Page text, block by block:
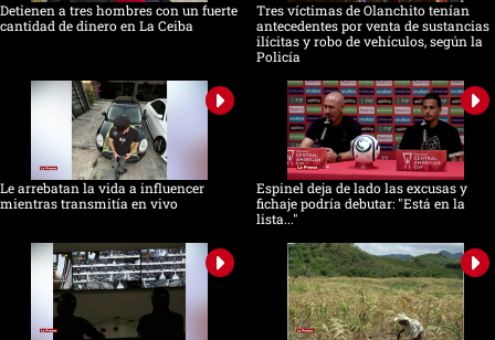
Detienen a tres hombres con un fuerte
cantidad de dinero en La Ceiba
Tres víctimas de Olanchito tenían
antecedentes por venta de sustancias
ilícitas y robo de vehículos, según la
Policía
Le arrebatan la vida a influencer
mientras transmitía en vivo
Espinel deja de lado las excusas y
fichaje podría debutar: "Está en la
lista..."